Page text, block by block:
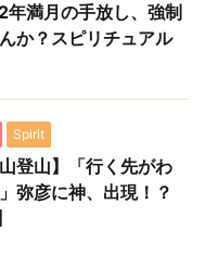
年満月の手放し、強制
か？スピリチュアル
Spirit
登山】「行く先がわ
弥彦に神、出現！？